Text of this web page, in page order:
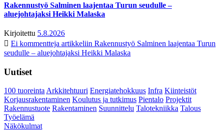
Rakennustyö Salminen laajentaa Turun seudulle –
aluejohtajaksi Heikki Malaska
Kirjoitettu 5.8.2026
Ei kommentteja artikkeliin Rakennustyö Salminen laajentaa Turun
seudulle – aluejohtajaksi Heikki Malaska
Uutiset
100 tuoreintaArkkitehtuuri Energiatehokkuus Infra Kiinteistöt
Korjausrakentaminen Koulutus ja tutkimus Pientalo Projektit
Rakennustuote Rakentaminen Suunnittelu Talotekniikka Talous
Työelämä
Näkökulmat